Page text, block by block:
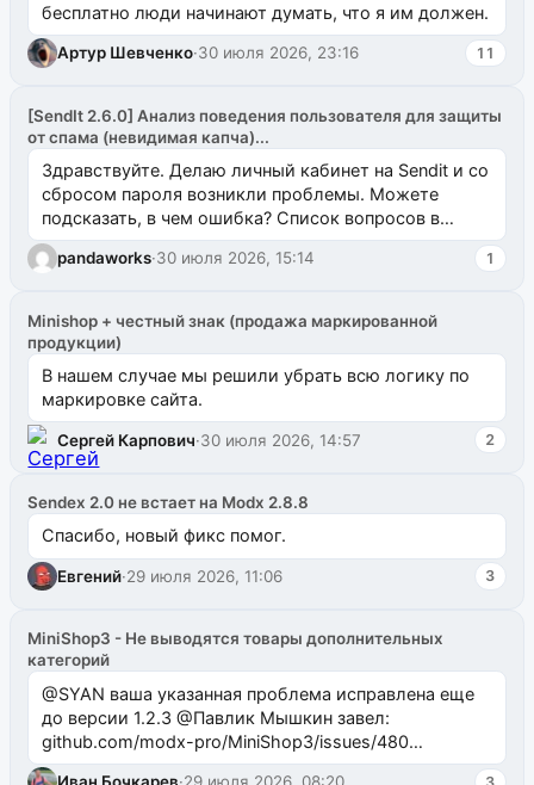
бесплатно люди начинают думать, что я им должен.
Артур Шевченко·30 июля 2026, 23:16 11
[SendIt 2.6.0] Анализ поведения пользователя для защиты
от спама (невидимая капча)...
Здравствуйте. Делаю личный кабинет на Sendit и со
сбросом пароля возникли проблемы. Можете
подсказать, в чем ошибка? Список вопросов в
одноименном разделе на modx.pro пока пуст, и,...
pandaworks·30 июля 2026, 15:14 1
Minishop + честный знак (продажа маркированной
продукции)
В нашем случае мы решили убрать всю логику по
маркировке сайта.
Сергей Карпович·30 июля 2026, 14:57 2
Sendex 2.0 не встает на Modx 2.8.8
Спасибо, новый фикс помог.
Евгений·29 июля 2026, 11:06 3
MiniShop3 - Не выводятся товары дополнительных
категорий
@SYAN ваша указанная проблема исправлена еще
до версии 1.2.3 @Павлик Мышкин завел:
github.com/modx-pro/MiniShop3/issues/480
github.com/modx-pro/MiniShop3/issues/481Исправим